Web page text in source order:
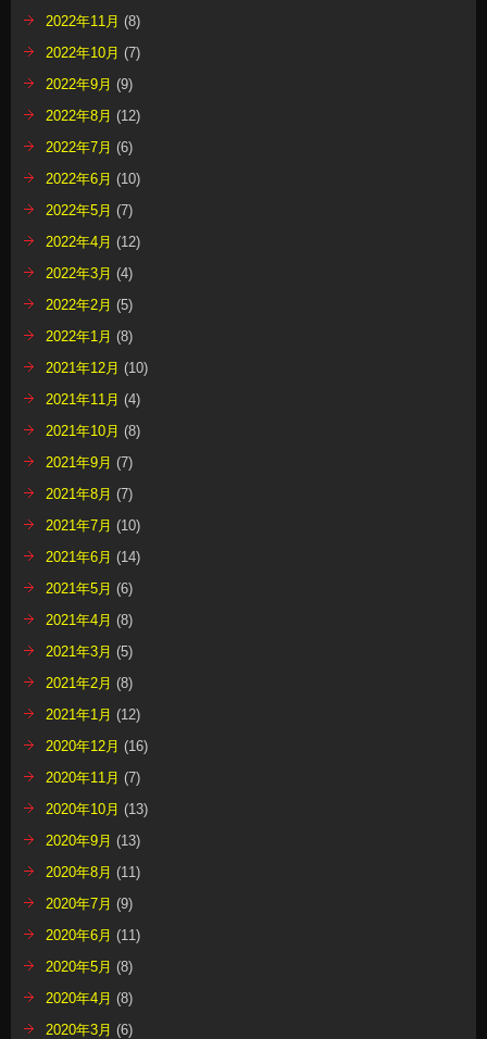
2022年11月 (8)
2022年10月 (7)
2022年9月 (9)
2022年8月 (12)
2022年7月 (6)
2022年6月 (10)
2022年5月 (7)
2022年4月 (12)
2022年3月 (4)
2022年2月 (5)
2022年1月 (8)
2021年12月 (10)
2021年11月 (4)
2021年10月 (8)
2021年9月 (7)
2021年8月 (7)
2021年7月 (10)
2021年6月 (14)
2021年5月 (6)
2021年4月 (8)
2021年3月 (5)
2021年2月 (8)
2021年1月 (12)
2020年12月 (16)
2020年11月 (7)
2020年10月 (13)
2020年9月 (13)
2020年8月 (11)
2020年7月 (9)
2020年6月 (11)
2020年5月 (8)
2020年4月 (8)
2020年3月 (6)